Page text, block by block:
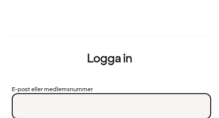
Logga in
E-post eller medlemsnummer